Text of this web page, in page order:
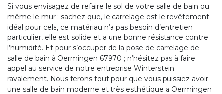
Si vous envisagez de refaire le sol de votre salle de bain ou
même le mur ; sachez que, le carrelage est le revêtement
idéal pour cela, ce matériau n’a pas besoin d’entretien
particulier, elle est solide et a une bonne résistance contre
l’humidité. Et pour s’occuper de la pose de carrelage de
salle de bain à Oermingen 67970 ; n’hésitez pas à faire
appel au service de notre entreprise Winterstein
ravalement. Nous ferons tout pour que vous puissiez avoir
une salle de bain moderne et très esthétique à Oermingen